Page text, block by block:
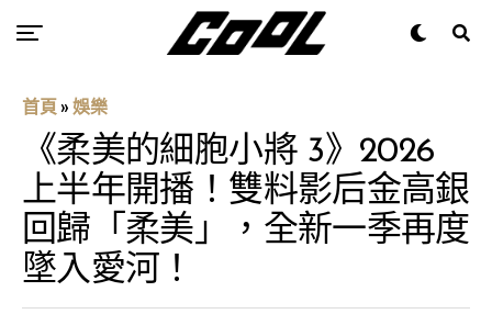
首頁 » 娛樂
《柔美的細胞小將 3》2026
上半年開播！雙料影后金高銀
回歸「柔美」，全新一季再度
墜入愛河！